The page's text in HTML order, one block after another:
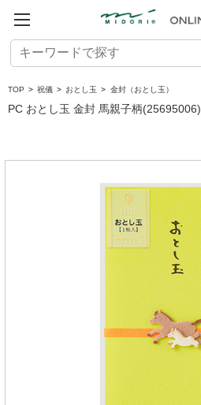
TOP > 祝儀 > おとし玉 > 金封（おとし玉）
PC おとし玉 金封 馬親子柄(25695006)